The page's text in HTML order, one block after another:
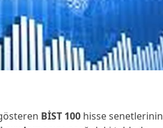
BİST 100 hisse senetlerinin